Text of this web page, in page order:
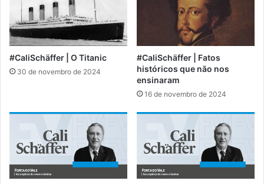
#CaliSchäffer | O Titanic
30 de novembro de 2024
#CaliSchäffer | Fatos
históricos que não nos
ensinaram
16 de novembro de 2024